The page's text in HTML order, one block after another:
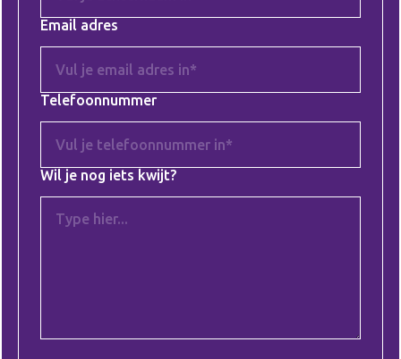
Email adres
Telefoonnummer
Wil je nog iets kwijt?